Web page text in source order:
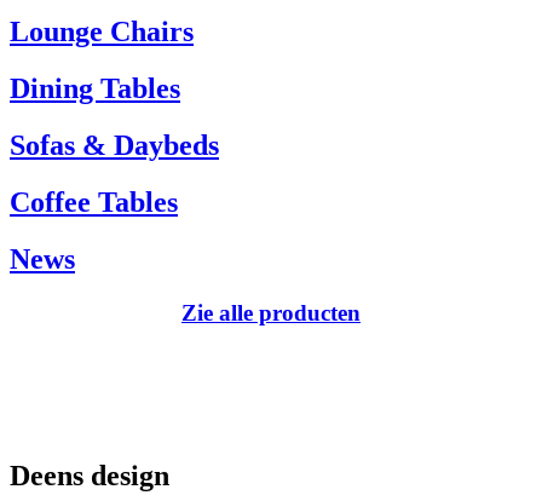
Tel.: +45 66 12 14 04
info@carlhansen.dk
Lounge Chairs
Dining Tables
Sofas & Daybeds
Coffee Tables
News
Zie alle producten
Deens design